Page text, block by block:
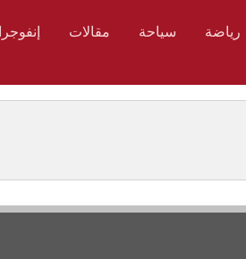
رياضة سياحة مقالات